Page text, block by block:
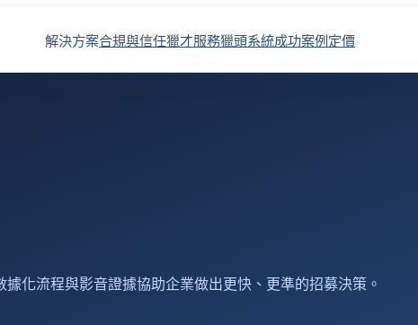
解決方案合規與信任獵才服務獵頭系統成功案例 定價
化流程與影音證據協助企業做出更快、更準的招募決策。